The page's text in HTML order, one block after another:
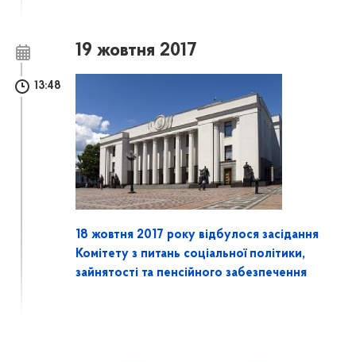
19 жовтня 2017
13:48
18 жовтня 2017 року відбулося засідання
Комітету з питань соціальної політики,
зайнятості та пенсійного забезпечення